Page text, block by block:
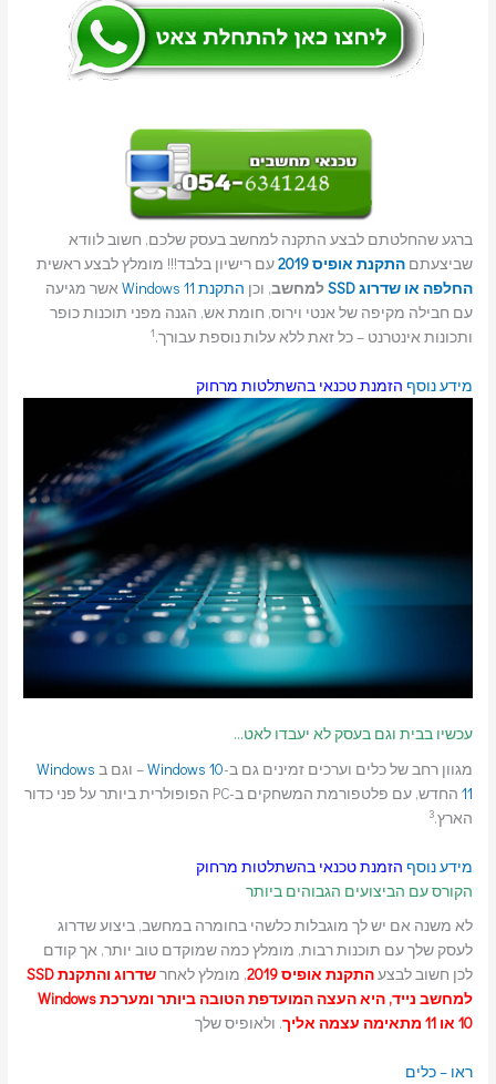
ברגע שהחלטתם לבצע התקנה למחשב בעסק שלכם, חשוב לוודא
שביצעתםהתקנת אופיס 2019
עם רישיון בלבד!!! מומלץ לבצע ראשית
החלפה או שדרוג SSD
למחשב, וכן התקנת Windows 11
אשר מגיעה
עם חבילה מקיפה של אנטי וירוס, חומת אש, הגנה מפני תוכנות כופר
ותכונות אינטרנט – כל זאת ללא עלות נוספת עבורך.1
מידע נוסף הזמנת טכנאי בהשתלטות מרחוק
עכשיו בבית וגם בעסק לא יעבדו לאט…
מגוון רחב של כלים וערכים זמינים גם ב-Windows 10– וגם ב Windows
11
החדש, עם פלטפורמת המשחקים ב-PC הפופולרית ביותר על פני כדור
הארץ.3
מידע נוסף הזמנת טכנאי בהשתלטות מרחוק
הקורס עם הביצועים הגבוהים ביותר
לא משנה אם יש לך מוגבלות כלשהי בחומרה במחשב, ביצוע שדרוג
לעסק שלך עם תוכנות רבות, מומלץ כמה שמוקדם טוב יותר, אך קודם
לכן חשוב לבצעהתקנת אופיס 2019 , מומלץ לאחר
שדרוג והתקנת SSD
למחשב נייד, היא העצה המועדפת הטובה ביותר ומערכת Windows
10 או 11 מתאימה עצמה אליך
. ולאופיס שלך
ראו – כלים